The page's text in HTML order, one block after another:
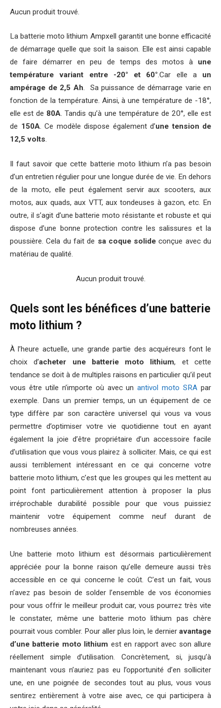
Aucun produit trouvé.
La batterie moto lithium Ampxell garantit une bonne efficacité
de démarrage quelle que soit la saison. Elle est ainsi capable
de faire démarrer en peu de temps des motos àune
température variant entre -20° et 60°.Car elle a un
ampérage de 2,5 Ah. Sa puissance de démarrage varie en
fonction de la température. Ainsi, à une température de -18°,
elle est de 80A. Tandis qu’à une température de 20°, elle est
de 150A. Ce modèle dispose également d’une tension de
12,5 volts.
Il faut savoir que cette batterie moto lithium n’a pas besoin
d’un entretien régulier pour une longue durée de vie. En dehors
de la moto, elle peut également servir aux scooters, aux
motos, aux quads, aux VTT, aux tondeuses à gazon, etc. En
outre, il s’agit d’une batterie moto résistante et robuste et qui
dispose d’une bonne protection contre les salissures et la
poussière. Cela du fait de sa coque solide conçue avec du
matériau de qualité.
Aucun produit trouvé.
Quels sont les bénéfices d’une batterie
moto lithium ?
À l’heure actuelle, une grande partie des acquéreurs font le
choix d’acheter une batterie moto lithium, et cette
tendance se doit à de multiples raisons en particulier qu’il peut
vous être utile n’importe où avec unantivol moto SRA par
exemple. Dans un premier temps, un un équipement de ce
type diffère par son caractère universel qui vous va vous
permettre d’optimiser votre vie quotidienne tout en ayant
également la joie d’être propriétaire d’un accessoire facile
d’utilisation que vous vous plairez à solliciter. Mais, ce qui est
aussi terriblement intéressant en ce qui concerne votre
batterie moto lithium, c’est que les groupes qui les mettent au
point font particulièrement attention à proposer la plus
irréprochable durabilité possible pour que vous puissiez
maintenir votre équipement comme neuf durant de
nombreuses années.
Une batterie moto lithium est désormais particulièrement
appréciée pour la bonne raison qu’elle demeure aussi très
accessible en ce qui concerne le coût. C’est un fait, vous
n’avez pas besoin de solder l’ensemble de vos économies
pour vous offrir le meilleur produit car, vous pourrez très vite
le constater, même une batterie moto lithium pas chère
pourrait vous combler. Pour aller plus loin, le dernier avantage
d’une batterie moto lithium est en rapport avec son allure
réellement simple d’utilisation. Concrètement, si, jusqu’à
maintenant vous n’auriez pas eu l’opportunité d’en solliciter
une, en une poignée de secondes tout au plus, vous vous
sentirez entièrement à votre aise avec, ce qui participera à